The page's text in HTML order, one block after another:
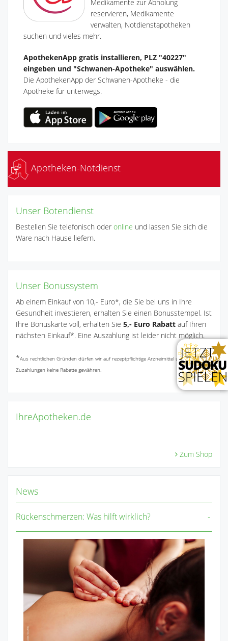
Medikamente zur Abholung
reservieren, Medikamente
verwalten, Notdienstapotheken
suchen und vieles mehr.
ApothekenApp gratis installieren, PLZ "40227"
eingeben und "Schwanen-Apotheke" auswählen.
Die ApothekenApp der Schwanen-Apotheke - die
Apotheke für unterwegs.
Apotheken-Notdienst
Unser Botendienst
Bestellen Sie telefonisch oder online und lassen Sie sich die
Ware nach Hause liefern.
Unser Bonussystem
Ab einem Einkauf von 10,- Euro*, die Sie bei uns in Ihre
Gesundheit investieren, erhalten Sie einen Bonusstempel. Ist
Ihre Bonuskarte voll, erhalten Sie 5,- Euro Rabatt auf Ihren
nächsten Einkauf*. Eine Auszahlung ist leider nicht möglich.
*Aus rechtlichen Gründen dürfen wir auf rezeptpflichtige Arzneimittel und
Zuzahlungen keine Rabatte gewähren.
IhreApotheken.de
Zum Shop
News
Rückenschmerzen: Was hilft wirklich?